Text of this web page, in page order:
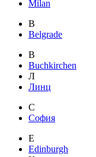
Milan
B
Belgrade
B
Buchkirchen
Л
Линц
С
София
E
Edinburgh